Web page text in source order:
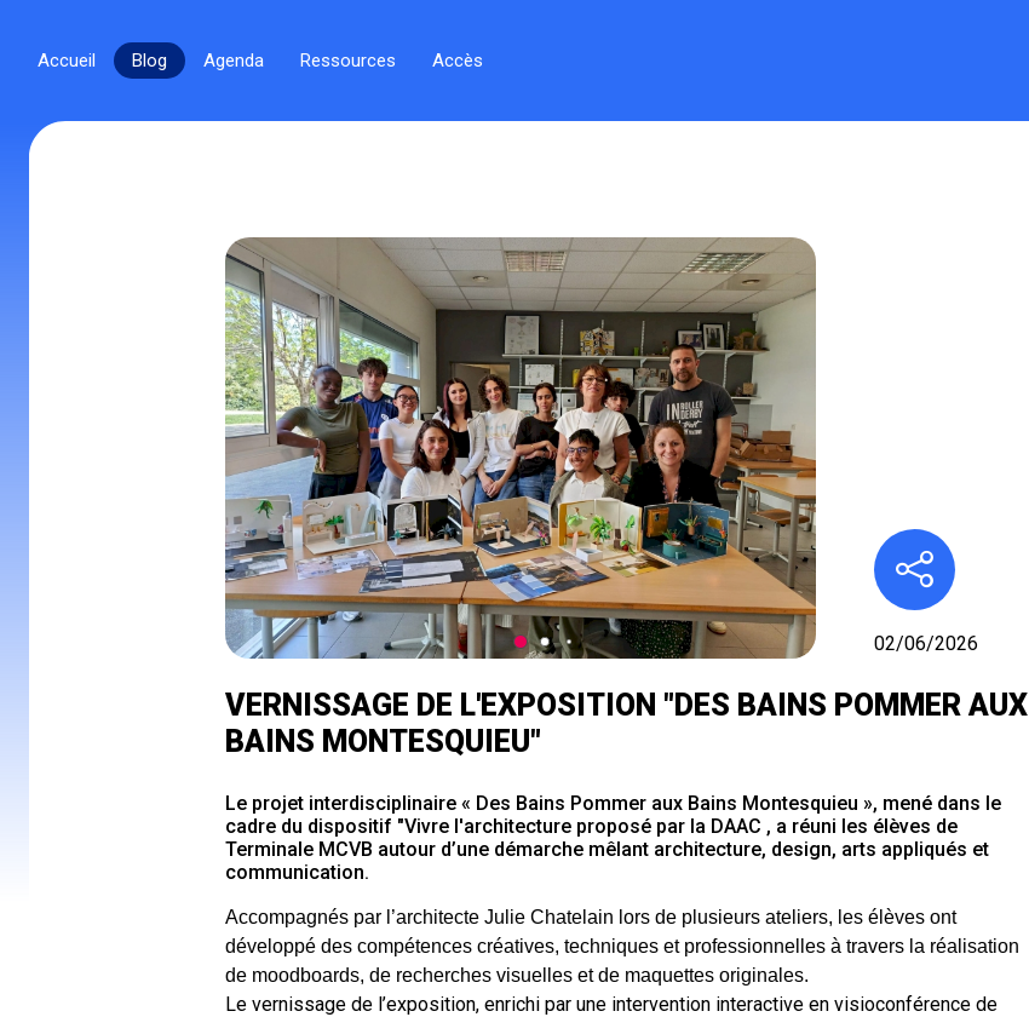
Accueil Blog Agenda Ressources Accès
02/06/2026
VERNISSAGE DE L'EXPOSITION "DES BAINS POMMER AUX
BAINS MONTESQUIEU"
Le projet interdisciplinaire « Des Bains Pommer aux Bains Montesquieu », mené dans le
cadre du dispositif "Vivre l'architecture proposé par la DAAC , a réuni les élèves de
Terminale MCVB autour d’une démarche mêlant architecture, design, arts appliqués et
communication.
Accompagnés par l’architecte Julie Chatelain lors de plusieurs ateliers, les élèves ont
développé des compétences créatives, techniques et professionnelles à travers la réalisation
de moodboards, de recherches visuelles et de maquettes originales.
Le vernissage de l’exposition, enrichi par une intervention interactive en visioconférence de